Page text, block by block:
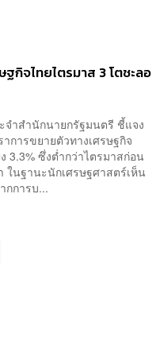
กิจไทยไตรมาส 3 โตชะลอ
ำสำนักนายกรัฐมนตรี ชี้แจง
ารขยายตัวทางเศรษฐกิจ
3.3% ซึ่งต่ำกว่าไตรมาสก่อน
นฐานะนักเศรษฐศาสตร์เห็น
กการบ...